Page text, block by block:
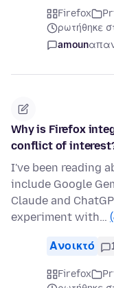
Firefox
ρωτήθηκε
amoun
Why is Firefox
conflict of
I've been reading
include Google
Claude and
experiment with…
Ανοικτό
Firefox